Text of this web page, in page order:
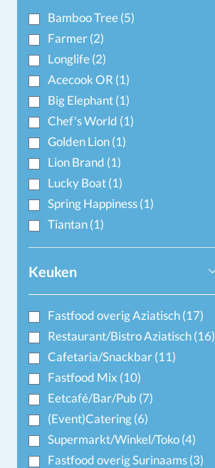
Bamboo Tree(5)
Farmer(2)
Longlife(2)
Acecook OR (1)
Big Elephant(1)
Chef's World (1)
Golden Lion(1)
Lion Brand (1)
Lucky Boat(1)
Spring Happiness(1)
Tiantan(1)
Keuken
Fastfood overig Aziatisch(17)
Restaurant/Bistro Aziatisch(16)
Cafetaria/Snackbar(11)
Fastfood Mix (10)
Eetcafé/Bar/Pub (7)
(Event)Catering(6)
Supermarkt/Winkel/Toko(4)
Fastfood overig Surinaams(3)